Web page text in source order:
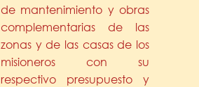
de mantenimiento y obras
complementarias de las
zonas y de las casas de los
misioneros con su
respectivo presupuesto y